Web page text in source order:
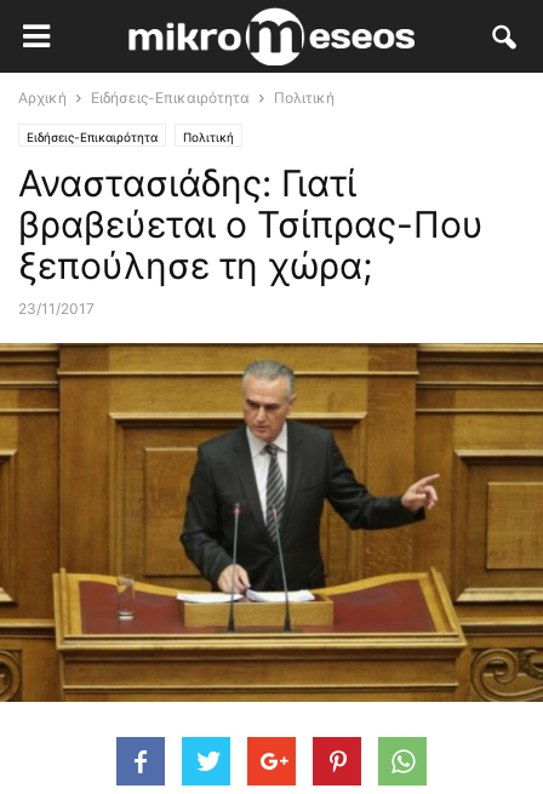
Αρχική Ειδήσεις-Επικαιρότητα Πολιτική
Ειδήσεις-Επικαιρότητα Πολιτική
Αναστασιάδης: Γιατί
βραβεύεται ο Τσίπρας-Που
ξεπούλησε τη χώρα;
23/11/2017